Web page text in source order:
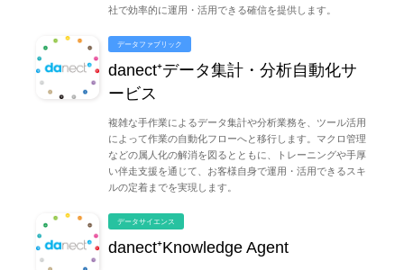
社で効率的に運用・活用できる確信を提供します。
データファブリック
danect⁺データ集計・分析自動化サ
ービス
複雑な手作業によるデータ集計や分析業務を、ツール活用
によって作業の自動化フローへと移行します。マクロ管理
などの属人化の解消を図るとともに、トレーニングや手厚
い伴走支援を通じて、お客様自身で運用・活用できるスキ
ルの定着までを実現します。
データサイエンス
danect⁺Knowledge Agent